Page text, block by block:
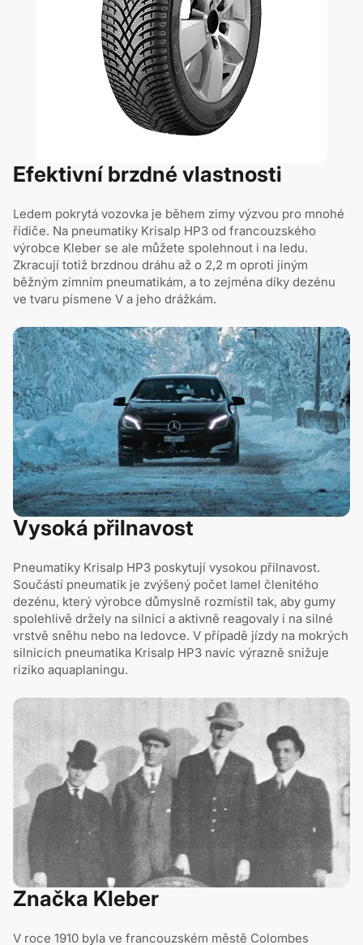
Efektivní brzdné vlastnosti
Ledem pokrytá vozovka je během zimy výzvou pro mnohé
řidiče. Na pneumatiky Krisalp HP3 od francouzského
výrobce Kleber se ale můžete spolehnout i na ledu.
Zkracují totiž brzdnou dráhu až o 2,2 m oproti jiným
běžným zimním pneumatikám, a to zejména díky dezénu
ve tvaru písmene V a jeho drážkám.
Vysoká přilnavost
Pneumatiky Krisalp HP3 poskytují vysokou přilnavost.
Součástí pneumatik je zvýšený počet lamel členitého
dezénu, který výrobce důmyslně rozmístil tak, aby gumy
spolehlivě držely na silnici a aktivně reagovaly i na silné
vrstvě sněhu nebo na ledovce. V případě jízdy na mokrých
silnicích pneumatika Krisalp HP3 navíc výrazně snižuje
riziko aquaplaningu.
Značka Kleber
V roce 1910 byla ve francouzském městě Colombes